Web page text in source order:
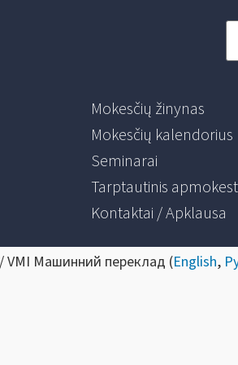
Mokesčių žinynas
Mokesčių kalendorius
Seminarai
Tarptautinis
Kontaktai / Apklausa
VMI Машинний переклад (English,